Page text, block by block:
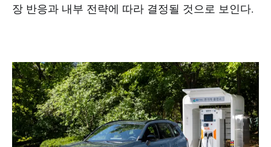
장 반응과 내부 전략에 따라 결정될 것으로 보인다.​